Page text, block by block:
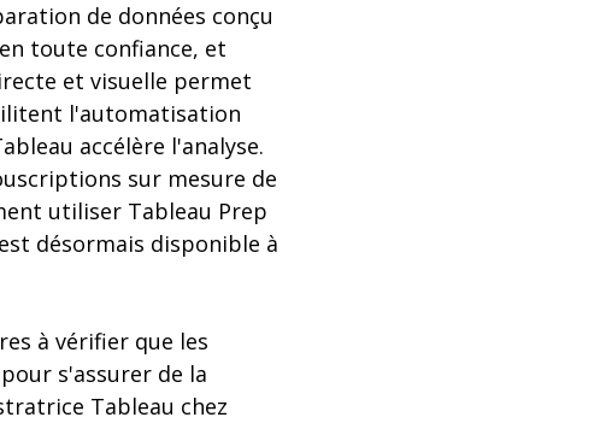
de données conçu
toute confiance, et
et visuelle permet
l'automatisation
accélère l'analyse.
sur mesure de
utiliser Tableau Prep
désormais disponible à
à vérifier que les
s'assurer de la
Tableau chez